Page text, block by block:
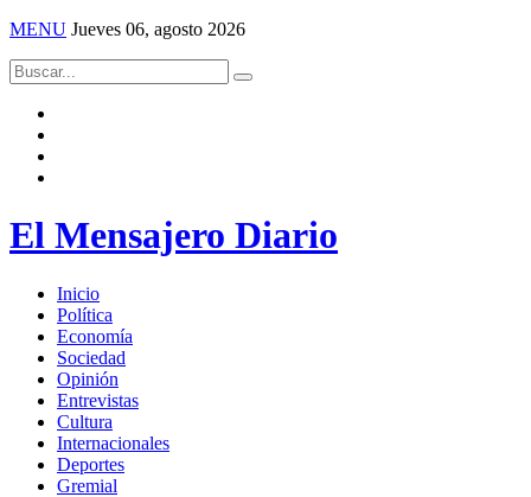
MENU Jueves 06, agosto 2026
El Mensajero Diario
Inicio
Política
Economía
Sociedad
Opinión
Entrevistas
Cultura
Internacionales
Deportes
Gremial